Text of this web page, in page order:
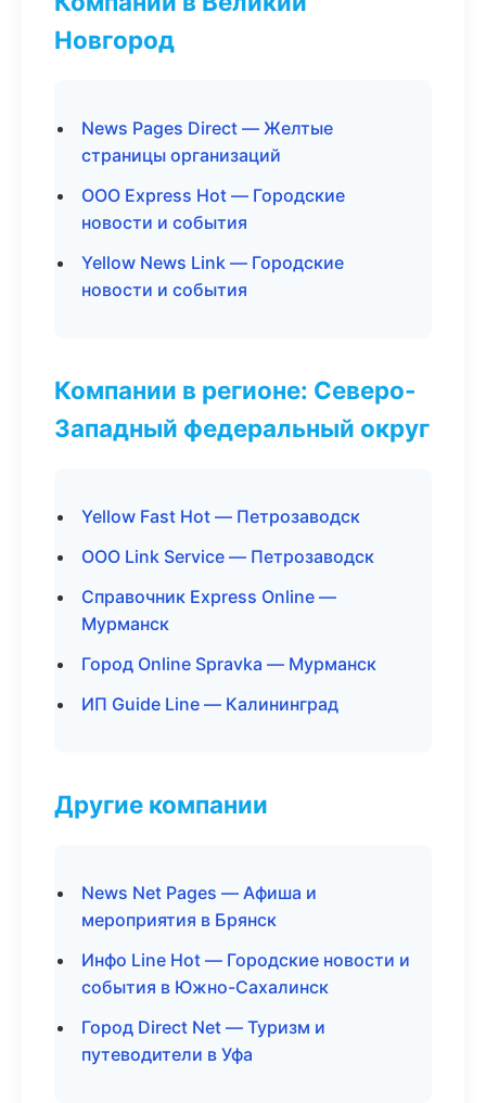
Новгород
News Pages Direct — Желтые
страницы организаций
ООО Express Hot — Городские
новости и события
Yellow News Link — Городские
новости и события
Компании в регионе: Северо-
Западный федеральный округ
Yellow Fast Hot — Петрозаводск
ООО Link Service — Петрозаводск
Справочник Express Online —
Мурманск
Город Online Spravka — Мурманск
ИП Guide Line — Калининград
Другие компании
News Net Pages — Афиша и
мероприятия в Брянск
Инфо Line Hot — Городские новости и
события в Южно-Сахалинск
Город Direct Net — Туризм и
путеводители в Уфа